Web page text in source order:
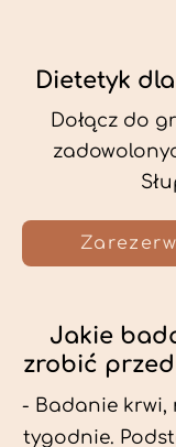
Dietetyk
Dołącz do
Jakie
zrobić
- Badanie krwi,
tygodnie.